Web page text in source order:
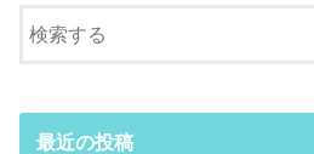
最近の投稿